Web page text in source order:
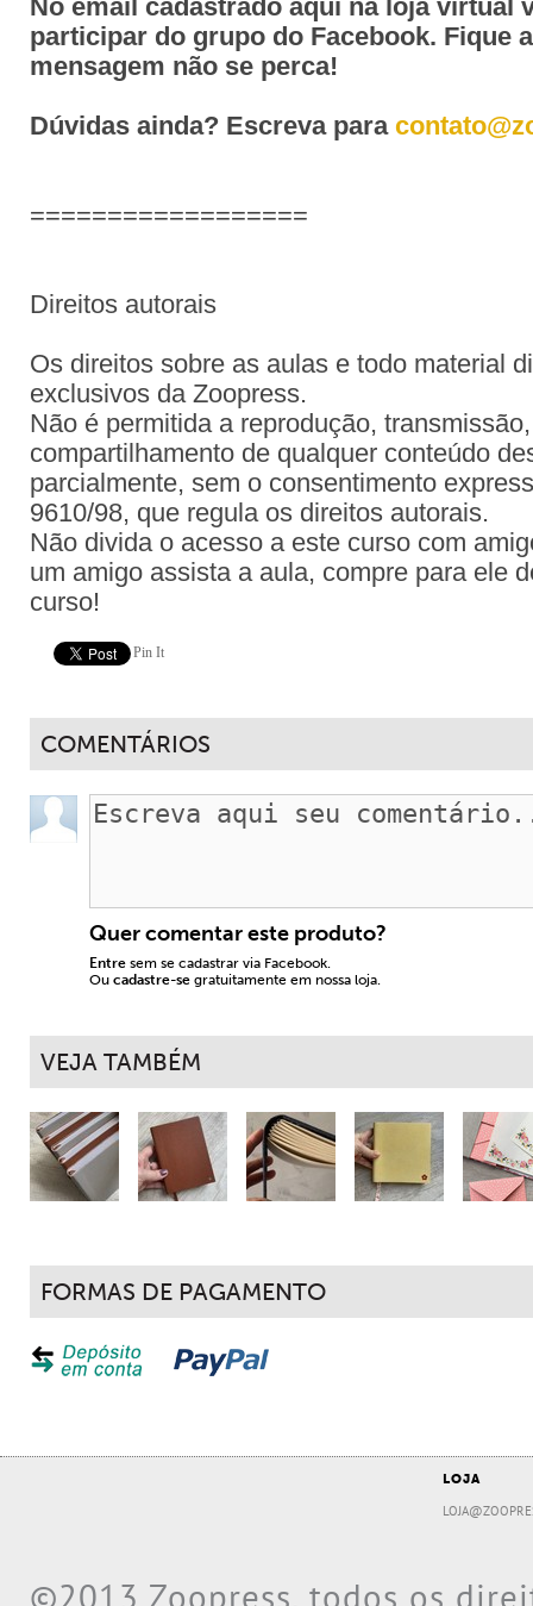
No email cadastrado aqui na loja virtual
participar do grupo do Facebook. Fique
mensagem não se perca!
Dúvidas ainda? Escreva para
==================
Direitos autorais
Os direitos sobre as aulas e todo material
exclusivos da Zoopress.
Não é permitida a reprodução,
compartilhamento de qualquer conteúdo
parcialmente, sem o consentimento
9610/98, que regula os direitos autorais.
Não divida o acesso a este curso com
um amigo assista a aula, compre para ele
curso!
Pin It
COMENTÁRIOS
Quer comentar este produto?
Entre sem se cadastrar via Facebook.
Ou cadastre-se gratuitamente em nossa loja.
VEJA TAMBÉM
FORMAS DE PAGAMENTO
LOJA
©2013 Zoopress, todos os